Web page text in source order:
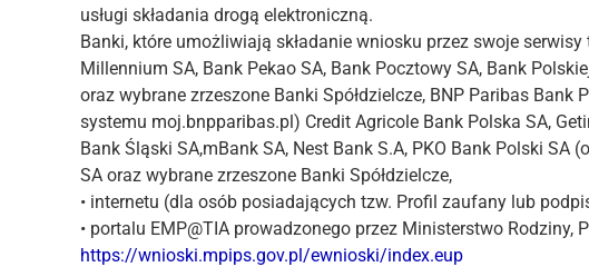
usługi składania drogą elektroniczną.
Banki, które umożliwiają składanie wniosku przez swoje serwisy
Millennium SA, Bank Pekao SA, Bank Pocztowy SA, Bank
oraz wybrane zrzeszone Banki Spółdzielcze, BNP Paribas Bank
systemu moj.bnpparibas.pl) Credit Agricole Bank Polska SA,
Bank Śląski SA,mBank SA, Nest Bank S.A, PKO Bank Polski SA
SA oraz wybrane zrzeszone Banki Spółdzielcze,
• internetu (dla osób posiadających tzw. Profil zaufany lub
• portalu EMP@TIA prowadzonego przez Ministerstwo Rodziny,
https://wnioski.mpips.gov.pl/ewnioski/index.eup